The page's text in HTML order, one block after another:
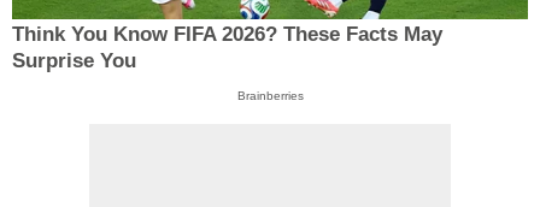
Think You Know FIFA 2026? These Facts May
Surprise You
Brainberries